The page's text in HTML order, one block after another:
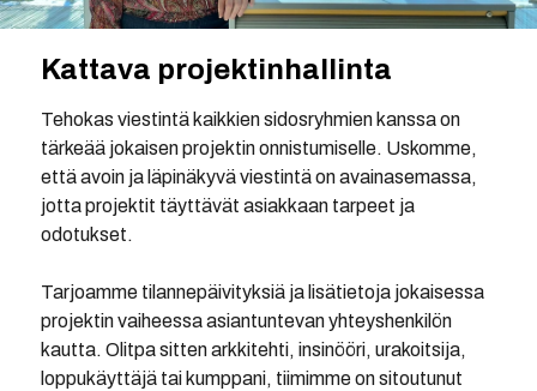
Kattava projektinhallinta
Tehokas viestintä kaikkien sidosryhmien kanssa on
tärkeää jokaisen projektin onnistumiselle. Uskomme,
että avoin ja läpinäkyvä viestintä on avainasemassa,
jotta projektit täyttävät asiakkaan tarpeet ja
odotukset.
Tarjoamme tilannepäivityksiä ja lisätietoja jokaisessa
projektin vaiheessa asiantuntevan yhteyshenkilön
kautta. Olitpa sitten arkkitehti, insinööri, urakoitsija,
loppukäyttäjä tai kumppani, tiimimme on sitoutunut